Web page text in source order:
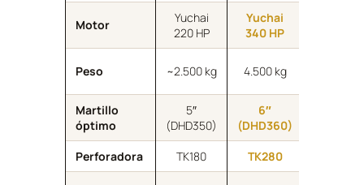
Motor
Yuchai
220 HP
Yuchai
340 HP
Peso ~2.500 kg 4.500 kg
Martillo
óptimo
5″
(DHD350)
6″
(DHD360)
Perforadora TK180 TK280